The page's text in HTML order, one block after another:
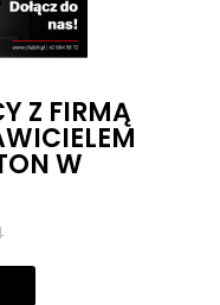
Z FIRMĄ
W